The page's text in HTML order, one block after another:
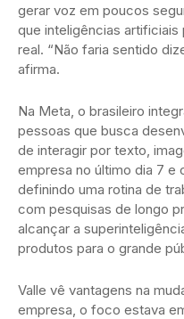
gerar voz em poucos
que inteligências
real. “Não faria sentido
afirma.
Na Meta, o brasileiro
pessoas que busca
de interagir por texto,
empresa no último dia 7 e
definindo uma rotina de
com pesquisas de longo
alcançar a
produtos para o grande
Valle vê vantagens na
empresa, o foco estava